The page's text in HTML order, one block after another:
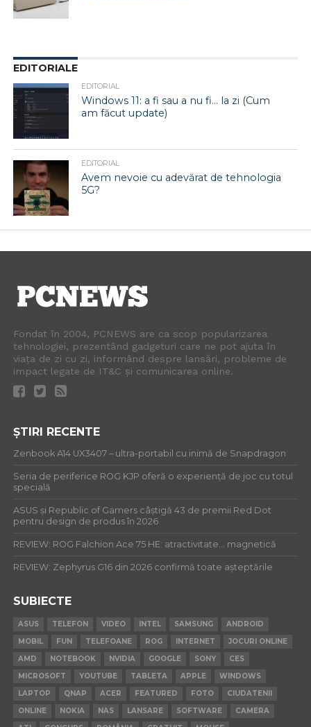
EDITORIALE
EDITORIAL
Windows 11: a fi sau a nu fi… la zi (Cum
am făcut update)
EDITORIAL
Avem nevoie cu adevărat de tehnologia
5G?
Fondat în 2004, PCNEWS are ca scop popularizarea
tehnologiei, prezentând gadgeturi care ne pot ajuta în
viața de zi cu zi, informând despre lansări, probleme de
impact legate de IT&C și comunicarea online.
ȘTIRI RECENTE
Zenbook A14 UX3407 – ultra-portabil cu inimă de Snapdragon
Seria de periferice ROG KJP oferă o experiență de joc cu totul
specială
ASUS și Republic of Gamers câștigă 43 de premii Red Dot
pentru design de produs în 2026
REVIEW: ROG Falchion Ace 75 HE: atractivitate… magnetică
REVIEW: Zephyrus G16 din 2026 confirmă toate așteptările
SUBIECTE
ASUS TELEFON VIDEO INTEL SAMSUNG
ANDROID
MOBIL
FUN TELEFOANE ROG INTERNET
JOCURI ONLINE
AMD
NOTEBOOK NVIDIA GOOGLE SONY
CES
MICROSOFT
YOUTUBE TABLETA APPLE
WINDOWS
LAPTOP
QNAP ACER FEATURED FOTO
CIUDATENII
ONLINE
NOKIA NAS LANSARE SOFTWARE
CAMERA